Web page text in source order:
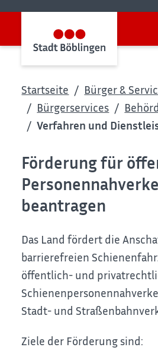
Startseite
Bürger &
Bürgerservices
Verfahren und
Förderung für
beantragen
Das Land fördert die
barrierefreien
öffentlich- und
Stadt- und
Ziele der Förderung sind: